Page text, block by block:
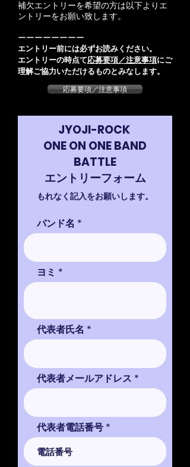
補欠エントリーを希望の方は以下よりエ
ントリーをお願い致します。
​ーーーーーーーー
エントリー前には必ずお読みください。
エントリーの時点て応募要項／注意事項にご
理解ご協力いただけるものとみなします。
応募要項／注意事項
JYOJI-ROCK
ONE ON ONE BAND
BATTLE
​エントリーフォーム
もれなく記入をお願いします。
バンド名
ヨミ
代表者氏名
代表者メールアドレス
代表者電話番号